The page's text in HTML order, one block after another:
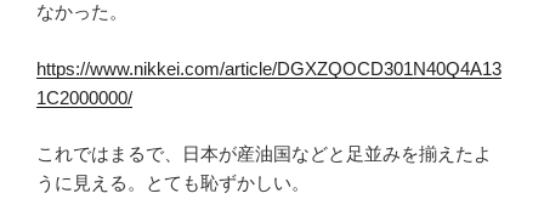
なかった。
https://www.nikkei.com/article/DGXZQOCD301N40Q4A13
1C2000000/
これではまるで、日本が産油国などと足並みを揃えたよ
うに見える。とても恥ずかしい。